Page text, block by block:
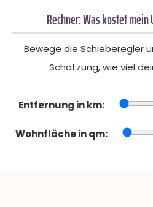
Rechner: Was kostet mein
Bewege die Schieberegler
Schätzung, wie viel
Entfernung in km:
Wohnfläche in qm: